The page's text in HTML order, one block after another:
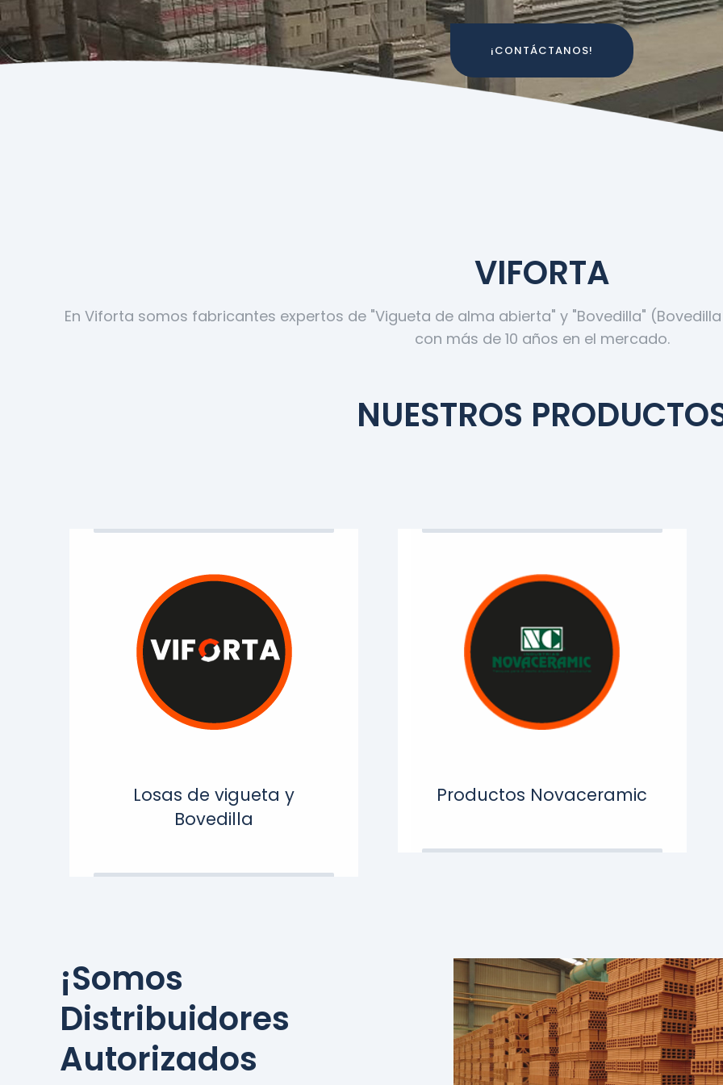
¡CONTÁCTANOS!
VIFORTA
En Viforta somos fabricantes expertos de "Vigueta de alma abierta" y "Bovedilla"
con más de 10 años en el mercado.
NUESTROS
Losas de vigueta y
Bovedilla
Productos Novaceramic
¡Somos
Distribuidores
Autorizados